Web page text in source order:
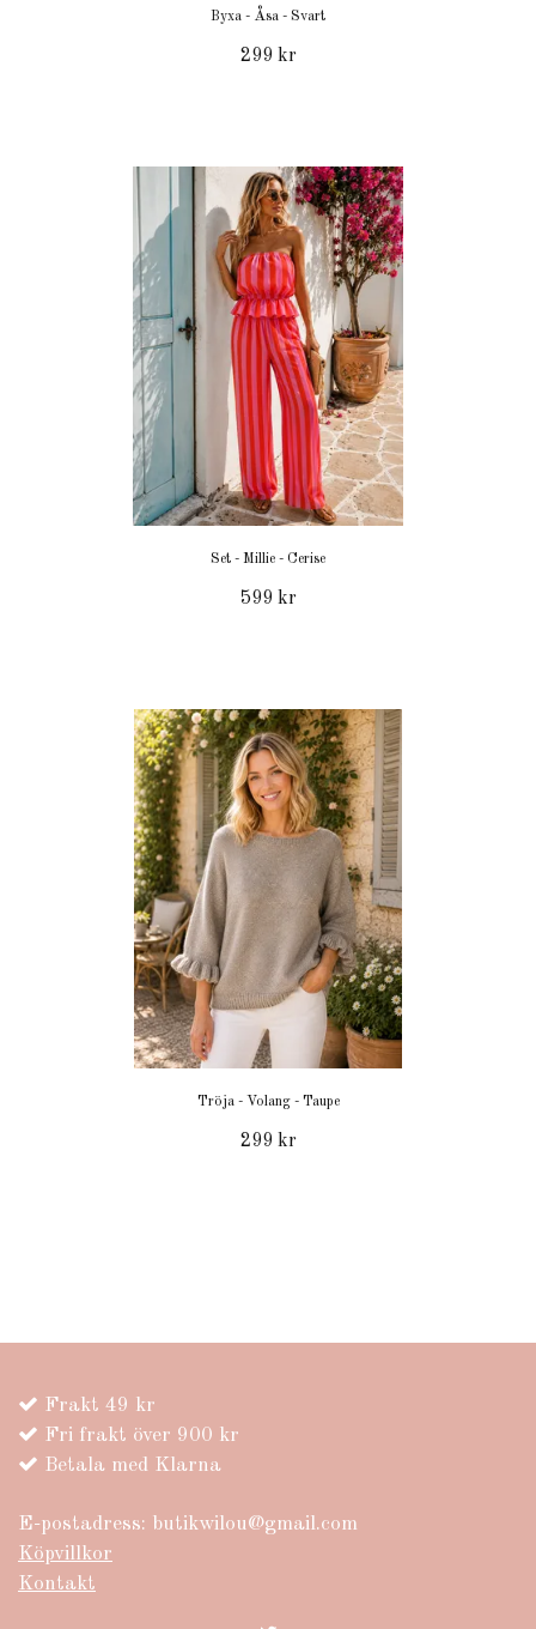
Byxa - Åsa - Svart
299 kr
Set - Millie - Cerise
599 kr
Tröja - Volang - Taupe
299 kr
Frakt 49 kr
Fri frakt över 900 kr
Betala med Klarna
E-postadress: butikwilou@gmail.com
Köpvillkor
Kontakt